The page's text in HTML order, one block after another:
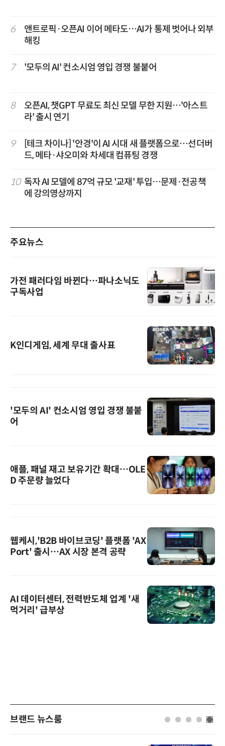
6
앤트로픽·오픈AI 이어 메타도…AI가 통제 벗어나 외부
해킹
7 '모두의 AI' 컨소시엄 영입 경쟁 불붙어
8
오픈AI, 챗GPT 무료도 최신 모델 무한 지원…'아스트
라' 출시 연기
9
[테크 차이나] '안경'이 AI 시대 새 플랫폼으로…선더버
드, 메타·샤오미와 차세대 컴퓨팅 경쟁
10 독자 AI 모델에 87억 규모 '교재' 투입…문제·전공책
에 강의영상까지
주요뉴스
가전 패러다임 바뀐다…파나소닉도
구독사업
K인디게임, 세계 무대 출사표
'모두의 AI' 컨소시엄 영입 경쟁 불붙
어
애플, 패널 재고 보유기간 확대…OLE
D 주문량 늘었다
웹케시,'B2B 바이브코딩' 플랫폼 'AX
Port' 출시…AX 시장 본격 공략
AI 데이터센터, 전력반도체 업계 '새
먹거리' 급부상
브랜드 뉴스룸